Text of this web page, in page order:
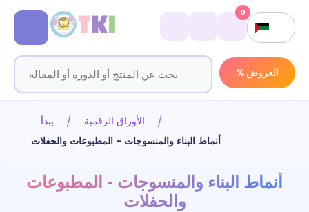
% العروض
0
يبدأ
الأوراق الرقمية
أنماط البناء والمنسوجات - المطبوعات والحفلات
أنماط البناء والمنسوجات - المطبوعات
والحفلات